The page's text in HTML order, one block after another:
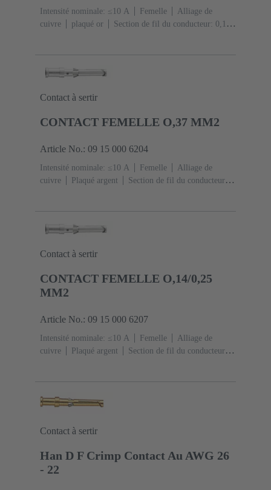
Intensité nominale: ≤10 A Femelle
Alliage de
cuivre
plaqué or
Section de fil du conducteur: 0,14
Contact à sertir
CONTACT FEMELLE O,37 MM2
Article No.: 09 15 000 6204
Intensité nominale: ≤10 A Femelle
Alliage de
cuivre
Plaqué argent
Section de fil du conducteur:
Contact à sertir
CONTACT FEMELLE O,14/0,25
MM2
Article No.: 09 15 000 6207
Intensité nominale: ≤10 A Femelle
Alliage de
cuivre
Plaqué argent
Section de fil du conducteur:
Contact à sertir
Han D F Crimp Contact Au AWG 26
- 22